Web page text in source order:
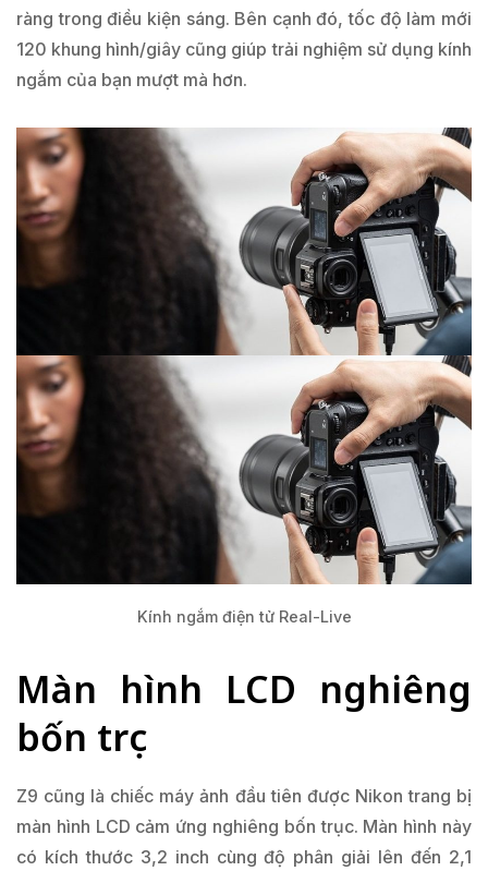
ràng trong điều kiện sáng. Bên cạnh đó, tốc độ làm mới
120 khung hình/giây cũng giúp trải nghiệm sử dụng kính
ngắm của bạn mượt mà hơn.
Kính ngắm điện tử Real-Live
Màn hình LCD nghiêng
bốn trục
Z9 cũng là chiếc máy ảnh đầu tiên được Nikon trang bị
màn hình LCD cảm ứng nghiêng bốn trục. Màn hình này
có kích thước 3,2 inch cùng độ phân giải lên đến 2,1